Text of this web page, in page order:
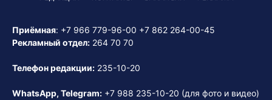
Приёмная: +7 966 779-96-00 +7 862 264-00-45
Рекламный отдел: 264 70 70
Телефон редакции: 235-10-20
WhatsApp, Telegram: +7 988 235-10-20 (для фото и видео)